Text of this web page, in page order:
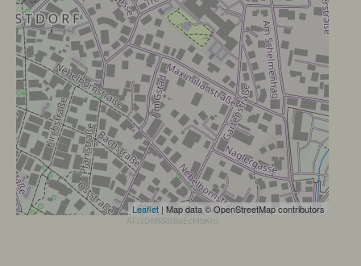
Leaflet | Map data © OpenStreetMap contributors
AFi3DMRRItReEcMbKni